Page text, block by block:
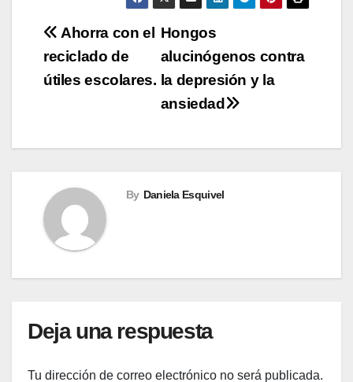
Navegación
de
Hongos
alucinógenos contra
la depresión y la
ansiedad
Ahorra con el
reciclado de
útiles escolares.
By Daniela Esquivel
Deja una respuesta
Tu dirección de correo electrónico no será publicada.